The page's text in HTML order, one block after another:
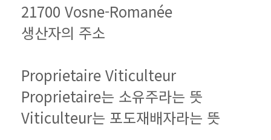
21700 Vosne-Romanée
생산자의 주소
Proprietaire Viticulteur
Proprietaire는 소유주라는 뜻
Viticulteur는 포도재배자라는 뜻